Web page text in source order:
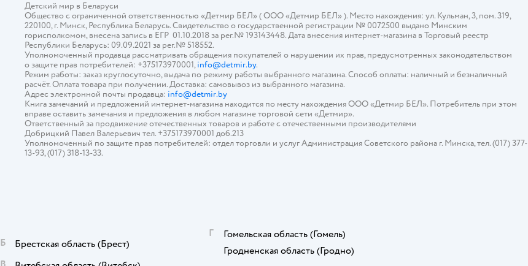
Детский мир в Беларуси
Общество с ограниченной ответственностью «Детмир БЕЛ» ( ООО «Детмир БЕЛ» ). Место нахождения: ул. Кульман, 3, пом. 319,
220100, г. Минск, Республика Беларусь. Свидетельство о государственной регистрации № 0072500 выдано Минским
горисполкомом, внесена запись в ЕГР 01.10.2018 за рег.№ 193143448. Дата внесения интернет-магазина в Торговый реестр
Республики Беларусь: 09.09.2021 за рег.№ 518552.
Уполномоченный продавца рассматривать обращения покупателей о нарушении их прав, предусмотренных законодательством
о защите прав потребителей: +375173970001,info@detmir.by.
Режим работы: заказ круглосуточно, выдача по режиму работы выбранного магазина. Способ оплаты: наличный и безналичный
расчёт. Оплата товара при получении. Доставка: самовывоз из выбранного магазина.
Адрес электронной почты продавца: info@detmir.by
Книга замечаний и предложений интернет-магазина находится по месту нахождения ООО «Детмир БЕЛ». Потребитель при этом
вправе оставить замечания и предложения в любом магазине торговой сети «Детмир».
Ответственный за продвижение отечественных товаров и работе с отечественными производителями
Добрицкий Павел Валерьевич тел. +375173970001 доб.213
Уполномоченный по защите прав потребителей: отдел торговли и услуг Администрация Советского района г. Минска, тел. (017) 377-
13-93, (017) 318-13-33.
Б Брестская область (Брест)
Г Гомельская область (Гомель)
Гродненская область (Гродно)